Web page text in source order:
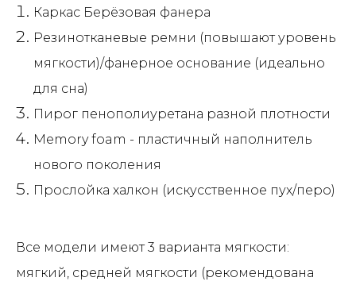
Каркас Берёзовая фанера
Резинотканевые ремни (повышают уровень
мягкости)/фанерное основание (идеально
для сна)
Пирог пенополиуретана разной плотности
Memory foam - пластичный наполнитель
нового поколения
Прослойка халкон (искусственное пух/перо)
Все модели имеют 3 варианта мягкости:
мягкий, средней мягкости (рекомендована